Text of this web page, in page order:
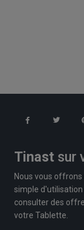
Tinast sur
Nous vous
simple
consulter des
votre Tablette.